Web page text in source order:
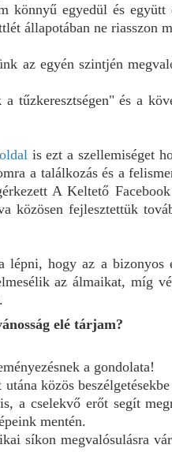
egyedül és
állapotában ne riasszon
az egyén szintjén
tűzkeresztségen" és a
is ezt a szellemiséget
a találkozás és a
A Keltető
közösen fejlesztettük
hogy az a
az álmaikat, míg
elé tárjam?
a gondolata!
közös
a cselekvő erőt segít
mentén.
síkon megvalósulásra